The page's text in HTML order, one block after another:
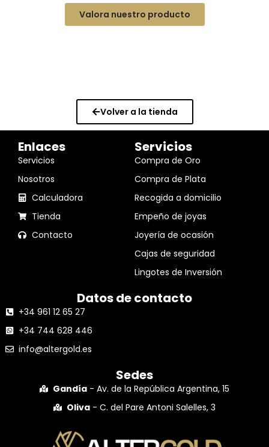
Valora nuestro producto
Volver a la tienda
Enlaces
Servicios
Nosotros
Calculadora
Tienda
Contacto
Servicios
Compra de Oro
Compra de Plata
Recogida a domicilio
Empeño de joyas
Joyería de ocasión
Cajas de seguridad
Lingotes de Inversión
Datos de contacto
+34 961 12 65 27
+34 744 628 446
info@altergold.es
Sedes
Gandía - Av. de la República Argentina, 15
Oliva - C. del Pare Antoni Salelles, 3